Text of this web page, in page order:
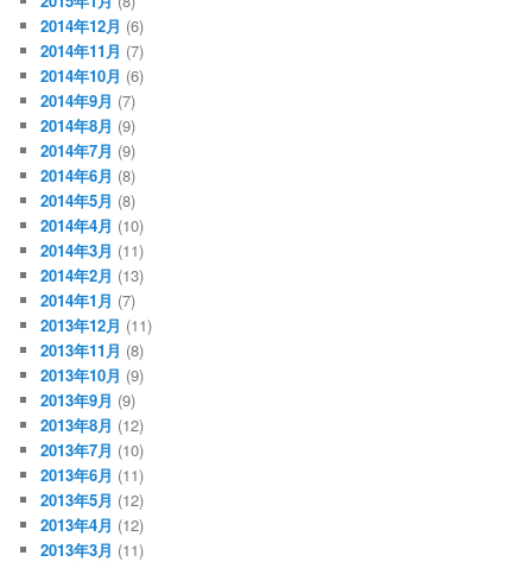
2014年12月 (6)
2014年11月 (7)
2014年10月 (6)
2014年9月 (7)
2014年8月 (9)
2014年7月 (9)
2014年6月 (8)
2014年5月 (8)
2014年4月 (10)
2014年3月 (11)
2014年2月 (13)
2014年1月 (7)
2013年12月 (11)
2013年11月 (8)
2013年10月 (9)
2013年9月 (9)
2013年8月 (12)
2013年7月 (10)
2013年6月 (11)
2013年5月 (12)
2013年4月 (12)
2013年3月 (11)